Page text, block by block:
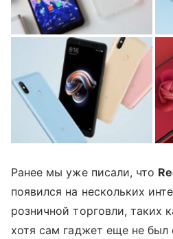
Ранее мы уже писали, что
появился на нескольких
розничной торговли, таких
хотя сам гаджет еще не был